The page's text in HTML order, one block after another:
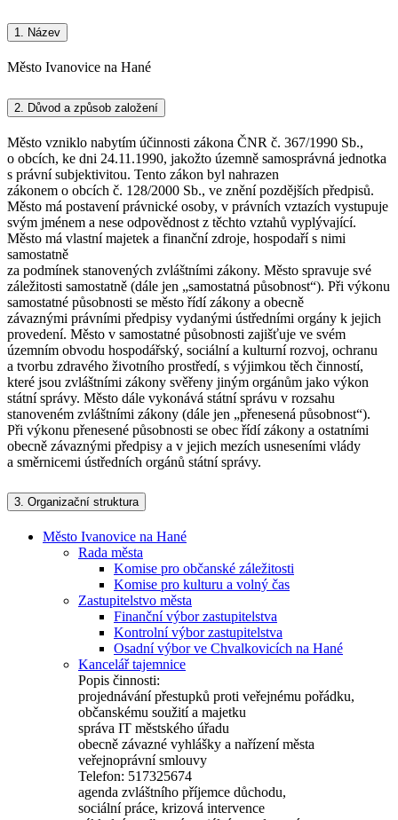
1. Název
Město Ivanovice na Hané
2. Důvod a způsob založení
Město vzniklo nabytím účinnosti zákona ČNR č. 367/1990 Sb.,
o obcích, ke dni 24.11.1990, jakožto územně samosprávná jednotka
s právní subjektivitou. Tento zákon byl nahrazen
zákonem o obcích č. 128/2000 Sb., ve znění pozdějších předpisů.
Město má postavení právnické osoby, v právních vztazích vystupuje
svým jménem a nese odpovědnost z těchto vztahů vyplývající.
Město má vlastní majetek a finanční zdroje, hospodaří s nimi
samostatně
za podmínek stanovených zvláštními zákony. Město spravuje své
záležitosti samostatně (dále jen „samostatná působnost“). Při výkonu
samostatné působnosti se město řídí zákony a obecně
závaznými právními předpisy vydanými ústředními orgány k jejich
provedení. Město v samostatné působnosti zajišťuje ve svém
územním obvodu hospodářský, sociální a kulturní rozvoj, ochranu
a tvorbu zdravého životního prostředí, s výjimkou těch činností,
které jsou zvláštními zákony svěřeny jiným orgánům jako výkon
státní správy. Město dále vykonává státní správu v rozsahu
stanoveném zvláštními zákony (dále jen „přenesená působnost“).
Při výkonu přenesené působnosti se obec řídí zákony a ostatními
obecně závaznými předpisy a v jejich mezích usneseními vlády
a směrnicemi ústředních orgánů státní správy.
3. Organizační struktura
Město Ivanovice na Hané
Rada města
Komise pro občanské záležitosti
Komise pro kulturu a volný čas
Zastupitelstvo města
Finanční výbor zastupitelstva
Kontrolní výbor zastupitelstva
Osadní výbor ve Chvalkovicích na Hané
Kancelář tajemnice
Popis činnosti:
projednávání přestupků proti veřejnému pořádku,
občanskému soužití a majetku
správa IT městského úřadu
obecně závazné vyhlášky a nařízení města
veřejnoprávní smlouvy
Telefon: 517325674
agenda zvláštního příjemce důchodu,
sociální práce, krizová intervence